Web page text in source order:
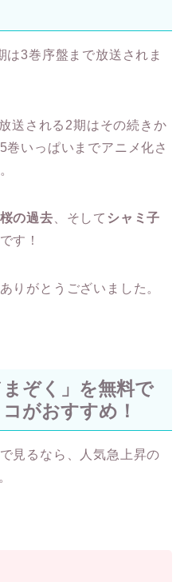
は3巻序盤まで放送されま
送される2期はその続きか
巻いっぱいまでアニメ化さ
の過去 、そして シャミ子
です！
りがとうございました。
ぞく」を無料で
がおすすめ！
見るなら、人気急上昇の